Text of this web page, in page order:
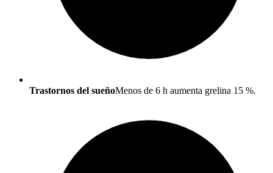
Trastornos del sueñoMenos de 6 h aumenta grelina 15 %.